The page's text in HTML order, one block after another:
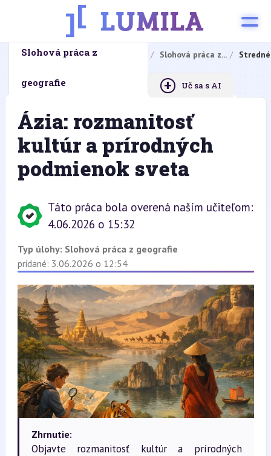
Domovská stránka Domáce úlohy Slohová práca z...
Slohová práca z
geografie + Uč sa s AI
Ázia: rozmanitosť
kultúr a prírodných
podmienok sveta
Táto práca bola overená naším učiteľom:
4.06.2026 o 15:32
Typ úlohy: Slohová práca z geografie
pridané: 3.06.2026 o 12:54
Zhrnutie:
Objavte rozmanitosť kultúr a prírodných